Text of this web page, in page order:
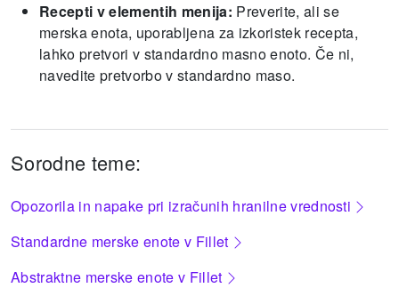
Recepti v elementih menija: Preverite, ali se
merska enota, uporabljena za izkoristek recepta,
lahko pretvori v standardno masno enoto. Če ni,
navedite pretvorbo v standardno maso.
Sorodne teme:
Opozorila in napake pri izračunih hranilne vrednosti
Standardne merske enote v Fillet
Abstraktne merske enote v Fillet